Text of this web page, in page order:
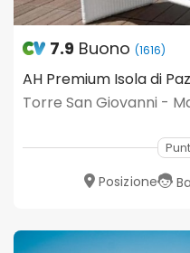
7.9 Buono (1616)
AH Premium Isola di
Torre San Giovanni -
Posizione